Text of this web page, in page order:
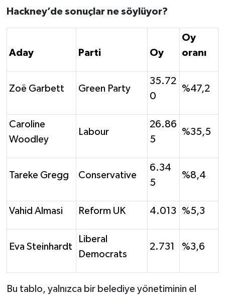
Hackney’de sonuçlar ne söylüyor?
Aday Parti Oy
Oy
oranı
Zoë Garbett Green Party
35.72
0
%47,2
Caroline
Woodley
Labour
26.86
5
%35,5
Tareke Gregg Conservative
6.34
5
%8,4
Vahid Almasi Reform UK 4.013 %5,3
Eva Steinhardt
Liberal
Democrats
2.731 %3,6
Bu tablo, yalnızca bir belediye yönetiminin el